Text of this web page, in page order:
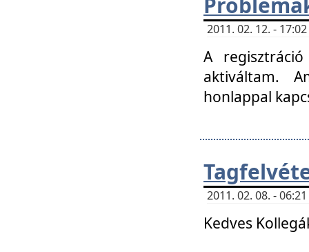
2011. 02. 12. -
A
aktiváltam.
honlappal
2011. 02. 08. -
Kedves